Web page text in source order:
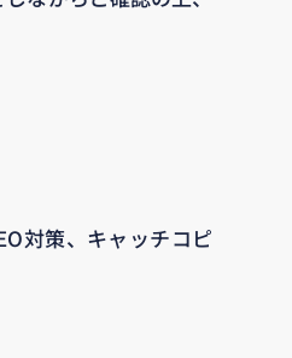
対策、キャッチコピ